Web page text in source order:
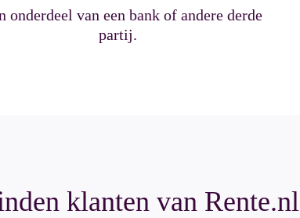
onderdeel van een bank of andere derde
partij.
klanten van Rente.nl